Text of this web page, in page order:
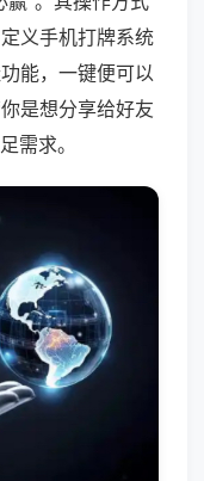
义手机打牌系统
能，一键便可以
是想分享给好友
需求。